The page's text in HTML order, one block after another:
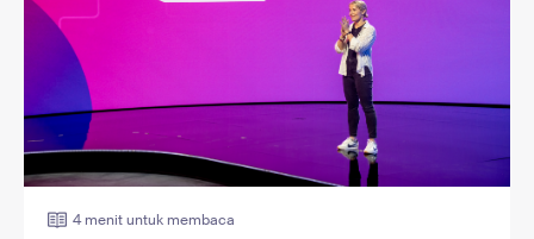
4 menit untuk membaca